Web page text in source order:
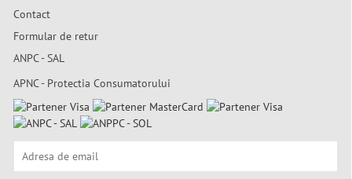
Contact
Formular de retur
ANPC - SAL
APNC - Protectia Consumatorului